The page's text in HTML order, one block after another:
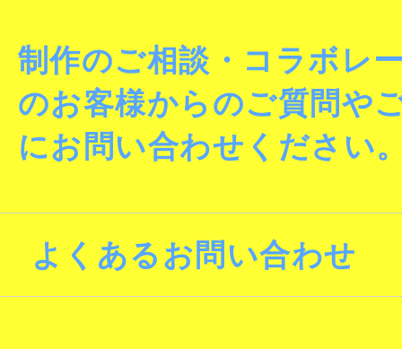
制作のご相談・コラボレ
のお客様からのご質問や
にお問い合わせください
よくあるお問い合わせ